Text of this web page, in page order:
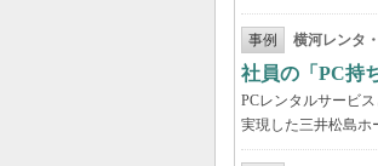
事例 横河レンタ
社員の「PC持
PCレンタルサービ
実現した三井松島ホ